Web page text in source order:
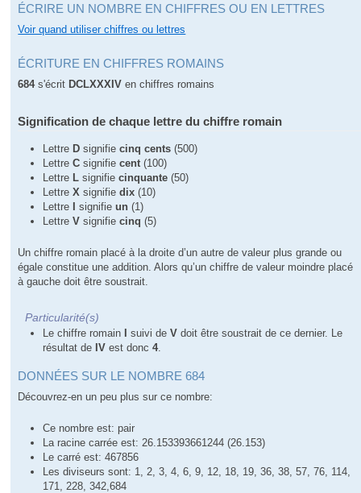
ÉCRIRE UN NOMBRE EN CHIFFRES OU EN LETTRES
Voir quand utiliser chiffres ou lettres
ÉCRITURE EN CHIFFRES ROMAINS
684s'écrit DCLXXXIV en chiffres romains
Signification de chaque lettre du chiffre romain
Lettre D signifiecinq cents (500)
LettreC signifiecent(100)
Lettre L signifiecinquante (50)
LettreX signifiedix (10)
Lettre
signifieun (1)
LettreV signifiecinq (5)
Un chiffre romain placé à la droite d’un autre de valeur plus grande ou
égale constitue une addition. Alors qu’un chiffre de valeur moindre placé
à gauche doit être soustrait.
Particularité(s)
Le chiffre romain I suivi deV doit être soustrait de ce dernier. Le
résultat de IV est donc4.
DONNÉES SUR LE NOMBRE 684
Découvrez-en un peu plus sur ce nombre:
Ce nombre est: pair
La racine carrée est: 26.153393661244 (26.153)
Le carré est: 467856
Les diviseurs sont: 1, 2, 3, 4, 6, 9, 12, 18, 19, 36, 38, 57, 76, 114,
171, 228, 342,684